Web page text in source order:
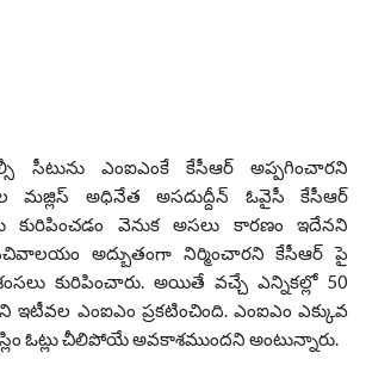
సీటును ఎంఐఎంకే కేసీఆర్ అప్పగించారని
మజ్లిస్ అధినేత అసదుద్దీన్ ఓవైసీ కేసీఆర్
కురిపించడం వెనుక అసలు కారణం ఇదేనని
సచివాలయం అద్బుతంగా నిర్మించారని కేసీఆర్ పై
కురిపించారు. అయితే వచ్చే ఎన్నికల్లో 50
ఎంఐఎం ప్రకటించింది. ఎంఐఎం ఎక్కువ
ఓట్లు చీలిపోయే అవకాశముందని అంటున్నారు.